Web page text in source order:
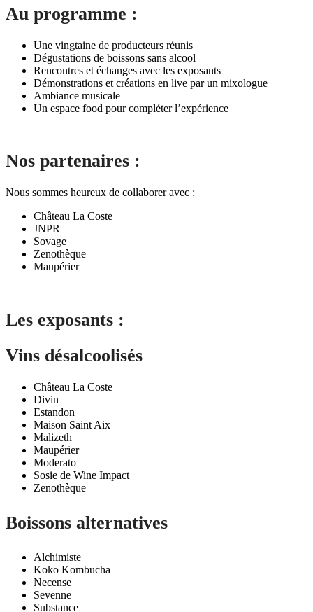
Au programme :
Une vingtaine de producteurs réunis
Dégustations de boissons sans alcool
Rencontres et échanges avec les exposants
Démonstrations et créations en live par un mixologue
Ambiance musicale
Un espace food pour compléter l’expérience
Nos partenaires :
Nous sommes heureux de collaborer avec :
Château La Coste
JNPR
Sovage
Zenothèque
Maupérier
Les exposants :
Vins désalcoolisés
Château La Coste
Divin
Estandon
Maison Saint Aix
Malizeth
Maupérier
Moderato
Sosie de Wine Impact
Zenothèque
Boissons alternatives
Alchimiste
Koko Kombucha
Necense
Sevenne
Substance